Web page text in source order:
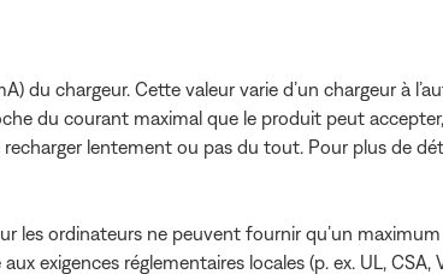
du chargeur. Cette valeur varie d’un chargeur à
du courant maximal que le produit peut
lentement ou pas du tout. Pour plus de
les ordinateurs ne peuvent fournir qu’un maximum
exigences réglementaires locales (p. ex. UL, CSA,